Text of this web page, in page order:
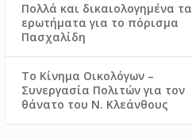
Πολλά και δικαιολογημένα τα
ερωτήματα για το πόρισμα
Πασχαλίδη
Το Κίνημα Οικολόγων –
Συνεργασία Πολιτών για τον
θάνατο του Ν. Κλεάνθους